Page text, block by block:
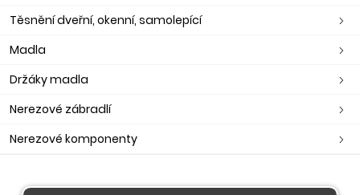
Těsnění dveřní, okenní, samolepící
Madla
Držáky madla
Nerezové zábradlí
Nerezové komponenty